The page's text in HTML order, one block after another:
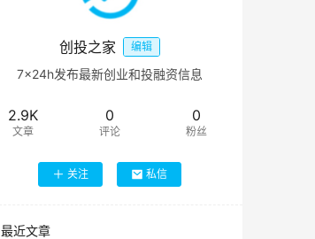
创投之家 编辑
7×24h发布最新创业和投融资信息
2.9K
文章
0
评论
0
粉丝
关注 私信
最近文章